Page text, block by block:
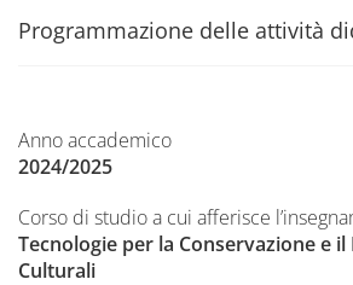
Programmazione delle attività
Anno accademico
2024/2025
Corso di studio a cui afferisce
Tecnologie per la Conservazione e
Culturali